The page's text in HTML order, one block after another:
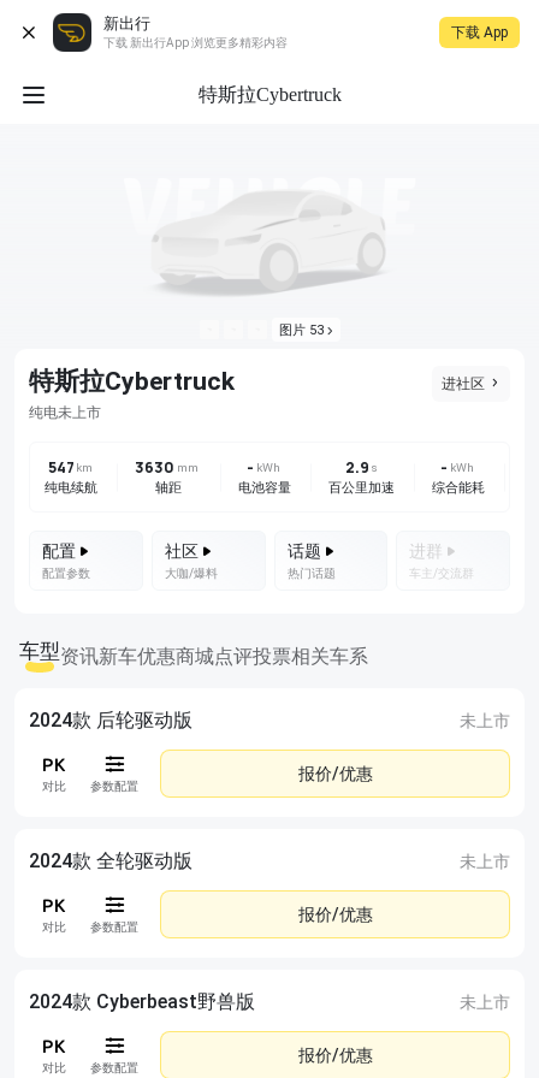
新出行
下载 新出行App 浏览更多精彩内容
下载 App
特斯拉Cybertruck
图片 53
进社区
特斯拉Cybertruck
纯电未上市
547 km
纯电续航
3630 mm
轴距
- kWh
电池容量
2.9 s
百公里加速
- kWh
综合能耗
配置
配置参数
社区
大咖/爆料
话题
热门话题
进群
车主/交流群
车型资讯新车优惠商城点评投票相关车系
2024款 后轮驱动版 未上市
对比 参数配置
报价/优惠
2024款 全轮驱动版 未上市
对比 参数配置
报价/优惠
2024款 Cyberbeast野兽版 未上市
对比 参数配置
报价/优惠